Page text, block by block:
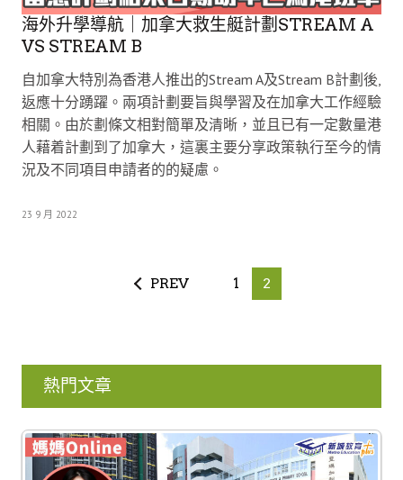
海外升學導航｜加拿大救生艇計劃STREAM A
VS STREAM B
自加拿大特別為香港人推出的Stream A及Stream B計劃後,
返應十分踴躍。兩項計劃要旨與學習及在加拿大工作經驗
相關。由於劃條文相對簡單及清晰，並且已有一定數量港
人藉着計劃到了加拿大，這裏主要分享政策執行至今的情
況及不同項目申請者的的疑慮。
23 9 月 2022
PREV 1 2
熱門文章